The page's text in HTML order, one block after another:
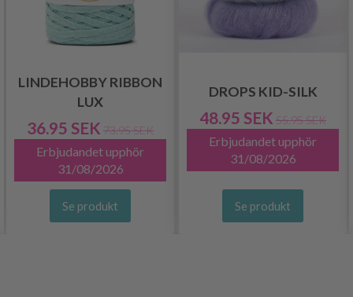
LINDEHOBBY RIBBON
LUX
36.95 SEK 73.95 SEK
Erbjudandet upphör
31/08/2026
Se produkt
DROPS KID-SILK
48.95 SEK 55.95 SEK
Erbjudandet upphör
31/08/2026
Se produkt